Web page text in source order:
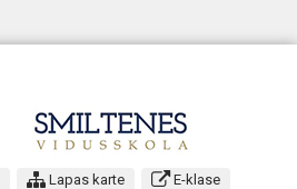
Lapas karte
E-klase